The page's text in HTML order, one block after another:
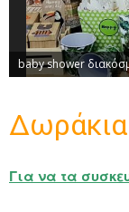
baby shower
Δωράκια
Για να τα